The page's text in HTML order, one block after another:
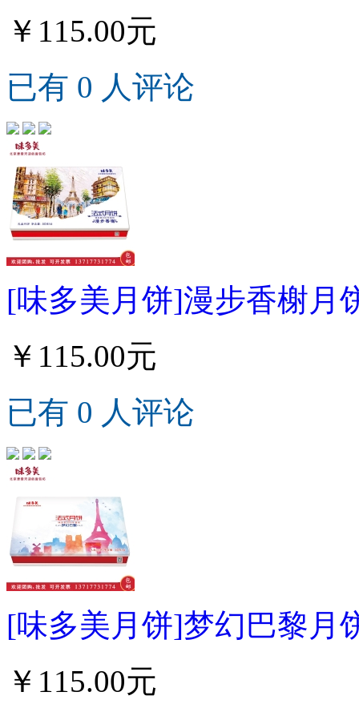
￥115.00元
已有 0 人评论
[味多美月饼]漫步香榭月
￥115.00元
已有 0 人评论
[味多美月饼]梦幻巴黎月
￥115.00元